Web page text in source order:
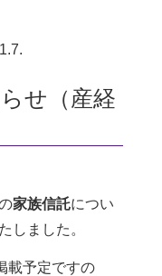
せ（産経
家族信託につい
しました。
載予定ですの